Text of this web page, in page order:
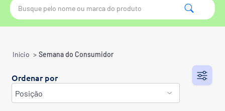
Início > Semana do Consumidor
Ordenar por